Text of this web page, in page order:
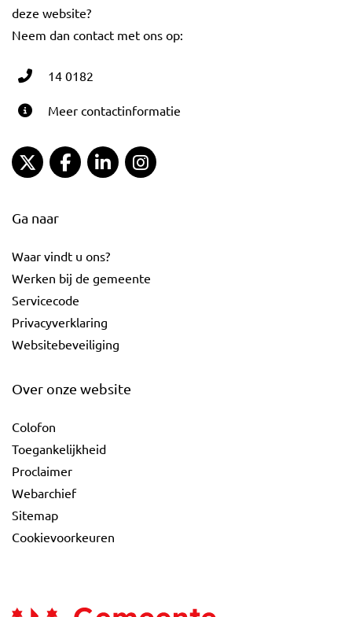
deze website?
Neem dan contact met ons op:
14 0182
Meer contactinformatie
Gemeente Gouda Twitter
Gemeente Gouda Facebook
Gemeente Gouda LinkedIn
Ga naar
Waar vindt u ons?
Werken bij de gemeente
Servicecode
Privacyverklaring
Websitebeveiliging
Over onze website
Colofon
Toegankelijkheid
Proclaimer
Webarchief
Sitemap
Cookievoorkeuren